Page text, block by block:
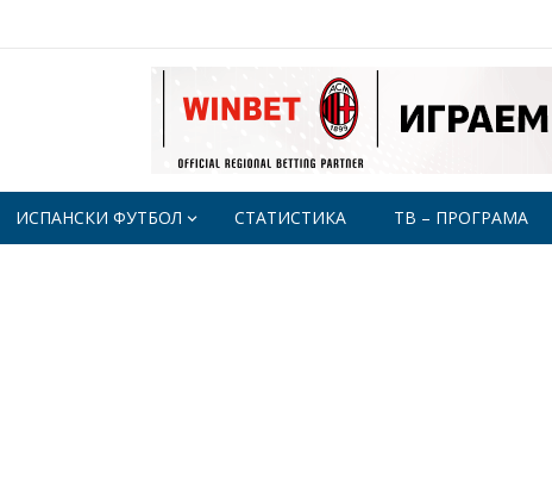
ИСПАНСКИ ФУТБОЛ СТАТИСТИКА ТВ – ПРОГРАМА